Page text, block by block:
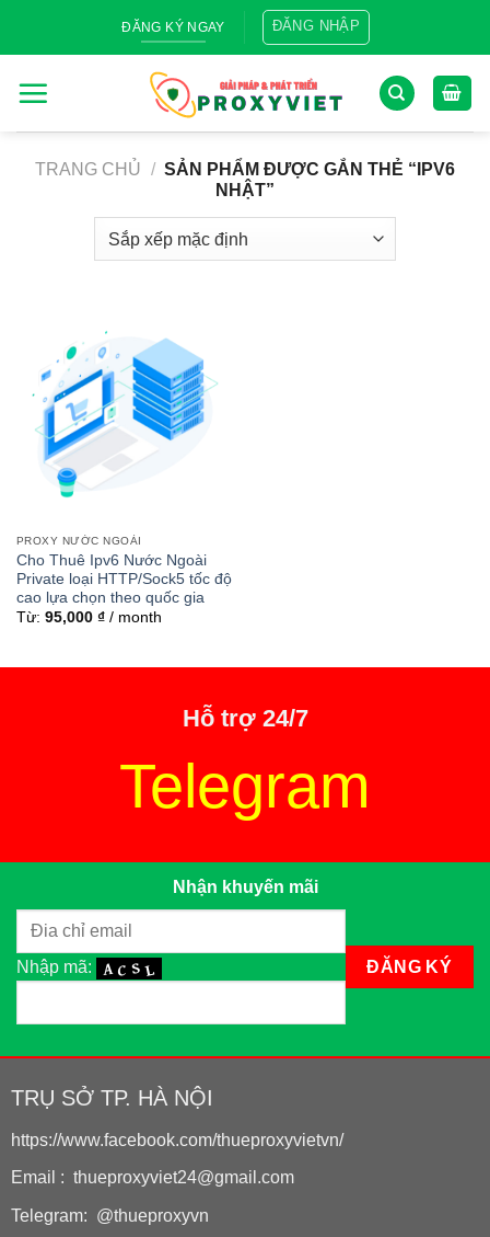
ĐĂNG KÝ NGAY ĐĂNG NHẬP
TRANG CHỦ / SẢN PHẨM ĐƯỢC GẮN THẺ “IPV6
NHẬT”
PROXY NƯỚC NGOÀI
Cho Thuê Ipv6 Nước Ngoài
Private loại HTTP/Sock5 tốc độ
cao lựa chọn theo quốc gia
Từ: 95,000 ₫ / month
Hỗ trợ 24/7
Telegram
Nhận khuyến mãi
Nhập mã:
TRỤ SỞ TP. HÀ NỘI
https://www.facebook.com/thueproxyvietvn/
Email : thueproxyviet24@gmail.com
Telegram: @thueproxyvn